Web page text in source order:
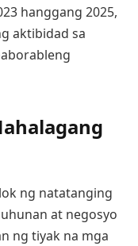
hanggang 2025,
aktibidad sa
ng natatanging
at negosyo
ng tiyak na mga